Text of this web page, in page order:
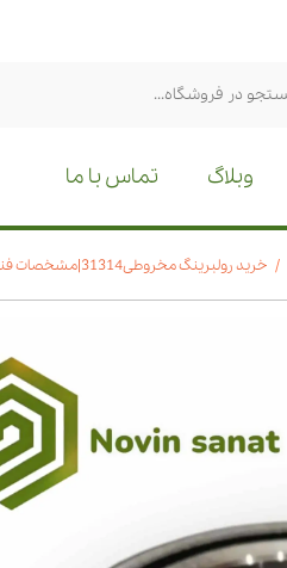
وبلاگ تماس با ما
خرید رولبرینگ مخروطی31314|مشخصات فنی|استعلام قیمت